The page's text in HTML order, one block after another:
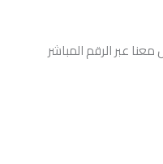
عبر الرقم المباشر